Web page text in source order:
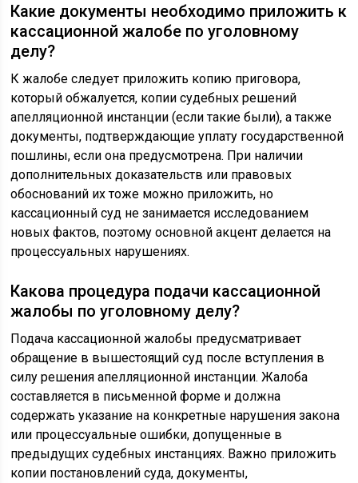
Какие документы необходимо приложить к
кассационной жалобе по уголовному
делу?
К жалобе следует приложить копию приговора,
который обжалуется, копии судебных решений
апелляционной инстанции (если такие были), а также
документы, подтверждающие уплату государственной
пошлины, если она предусмотрена. При наличии
дополнительных доказательств или правовых
обоснований их тоже можно приложить, но
кассационный суд не занимается исследованием
новых фактов, поэтому основной акцент делается на
процессуальных нарушениях.
Какова процедура подачи кассационной
жалобы по уголовному делу?
Подача кассационной жалобы предусматривает
обращение в вышестоящий суд после вступления в
силу решения апелляционной инстанции. Жалоба
составляется в письменной форме и должна
содержать указание на конкретные нарушения закона
или процессуальные ошибки, допущенные в
предыдущих судебных инстанциях. Важно приложить
копии постановлений суда, документы,